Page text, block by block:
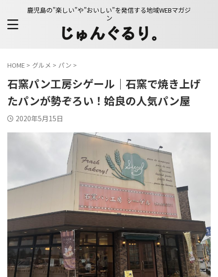
鹿児島の”楽しい”や”おいしい”を発信する地域WEBマガジ
ン
HOME > グルメ > パン >
石窯パン工房シゲール｜石窯で焼き上げ
たパンが勢ぞろい！姶良の人気パン屋
2020年5月15日